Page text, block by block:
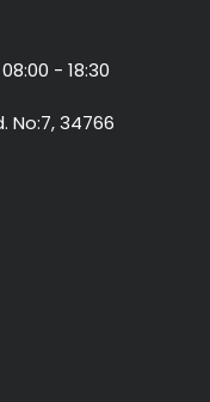
- 18:30
No:7, 34766